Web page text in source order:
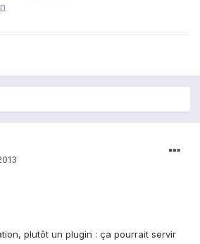
plutôt un plugin : ça pourrait servir